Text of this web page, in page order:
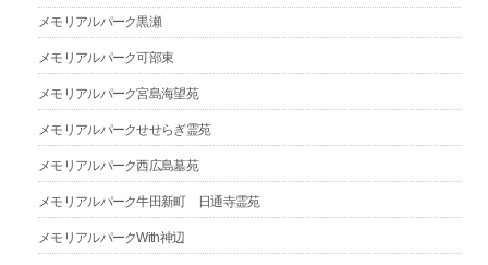
メモリアルパーク黒瀬
メモリアルパーク可部東
メモリアルパーク宮島海望苑
メモリアルパークせせらぎ霊苑
メモリアルパーク西広島墓苑
メモリアルパーク牛田新町 日通寺霊苑
メモリアルパークWith神辺